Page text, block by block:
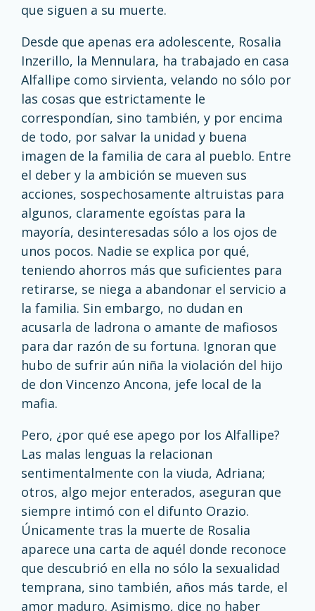
que siguen a su muerte.
Desde que apenas era adolescente, Rosalia
Inzerillo, la Mennulara, ha trabajado en casa
Alfallipe como sirvienta, velando no sólo por
las cosas que estrictamente le
correspondían, sino también, y por encima
de todo, por salvar la unidad y buena
imagen de la familia de cara al pueblo. Entre
el deber y la ambición se mueven sus
acciones, sospechosamente altruistas para
algunos, claramente egoístas para la
mayoría, desinteresadas sólo a los ojos de
unos pocos. Nadie se explica por qué,
teniendo ahorros más que suficientes para
retirarse, se niega a abandonar el servicio a
la familia. Sin embargo, no dudan en
acusarla de ladrona o amante de mafiosos
para dar razón de su fortuna. Ignoran que
hubo de sufrir aún niña la violación del hijo
de don Vincenzo Ancona, jefe local de la
mafia.
Pero, ¿por qué ese apego por los Alfallipe?
Las malas lenguas la relacionan
sentimentalmente con la viuda, Adriana;
otros, algo mejor enterados, aseguran que
siempre intimó con el difunto Orazio.
Únicamente tras la muerte de Rosalia
aparece una carta de aquél donde reconoce
que descubrió en ella no sólo la sexualidad
temprana, sino también, años más tarde, el
amor maduro. Asimismo, dice no haber